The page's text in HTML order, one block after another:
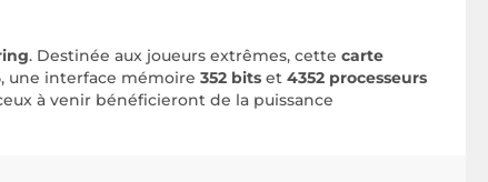
. Destinée aux joueurs extrêmes, cette carte
, une interface mémoire 352 bits et 4352 processeurs
à venir bénéficieront de la puissance